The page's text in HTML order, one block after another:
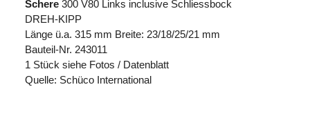
Schere 300 V80 Links inclusive Schliessbock
DREH-KIPP
Länge ü.a. 315 mm Breite: 23/18/25/21 mm
Bauteil-Nr. 243011
1 Stück siehe Fotos / Datenblatt
Quelle: Schüco International